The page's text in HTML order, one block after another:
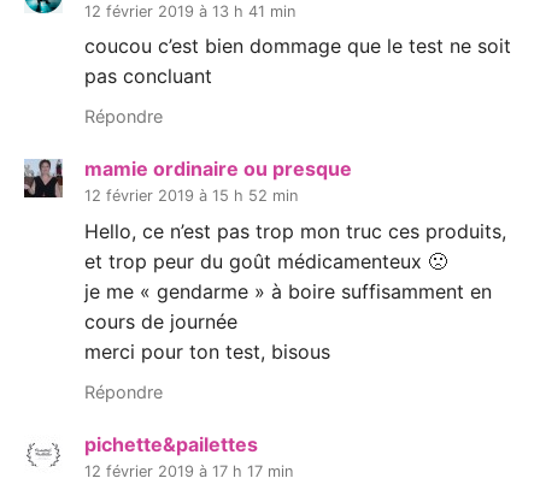
12 février 2019 à 13 h 41 min
coucou c’est bien dommage que le test ne soit
pas concluant
Répondre
mamie ordinaire ou presque
12 février 2019 à 15 h 52 min
Hello, ce n’est pas trop mon truc ces produits,
et trop peur du goût médicamenteux 🙁
je me « gendarme » à boire suffisamment en
cours de journée
merci pour ton test, bisous
Répondre
pichette&pailettes
12 février 2019 à 17 h 17 min